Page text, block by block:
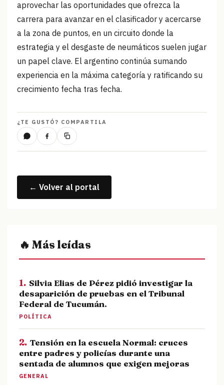
aprovechar las oportunidades que ofrezca la
carrera para avanzar en el clasificador y acercarse
a la zona de puntos, en un circuito donde la
estrategia y el desgaste de neumáticos suelen jugar
un papel clave. El argentino continúa sumando
experiencia en la máxima categoría y ratificando su
crecimiento fecha tras fecha.
¿TE GUSTÓ? COMPARTILA
← Volver al portal
🔥 Más leídas
1. Silvia Elias de Pérez pidió investigar la
desaparición de pruebas en el Tribunal
Federal de Tucumán.
POLÍTICA
2. Tensión en la escuela Normal: cruces
entre padres y policías durante una
sentada de alumnos que exigen mejoras
GENERAL